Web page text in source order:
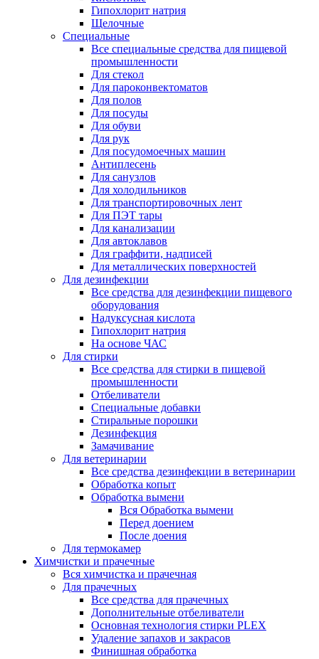
Гипохлорит натрия
Щелочные
Специальные
Все специальные средства для пищевой
промышленности
Для стекол
Для пароконвектоматов
Для полов
Для посуды
Для обуви
Для рук
Для посудомоечных машин
Антиплесень
Для санузлов
Для холодильников
Для транспортировочных лент
Для ПЭТ тары
Для канализации
Для автоклавов
Для граффити, надписей
Для металлических поверхностей
Для дезинфекции
Все средства для дезинфекции пищевого
оборудования
Надуксусная кислота
Гипохлорит натрия
На основе ЧАС
Для стирки
Все средства для стирки в пищевой
промышленности
Отбеливатели
Специальные добавки
Стиральные порошки
Дезинфекция
Замачивание
Для ветеринарии
Все средства дезинфекции в ветеринарии
Обработка копыт
Обработка вымени
Вся Обработка вымени
Перед доением
После доения
Для термокамер
Химчистки и прачечные
Вся химчистка и прачечная
Для прачечных
Все средства для прачечных
Дополнительные отбеливатели
Основная технология стирки PLEX
Удаление запахов и закрасов
Финишная обработка